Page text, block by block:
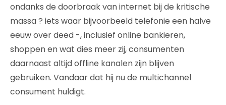
ondanks de doorbraak van internet bij de kritische
massa ? iets waar bijvoorbeeld telefonie een halve
eeuw over deed -, inclusief online bankieren,
shoppen en wat dies meer zij, consumenten
daarnaast altijd offline kanalen zijn blijven
gebruiken. Vandaar dat hij nu de multichannel
consument huldigt.